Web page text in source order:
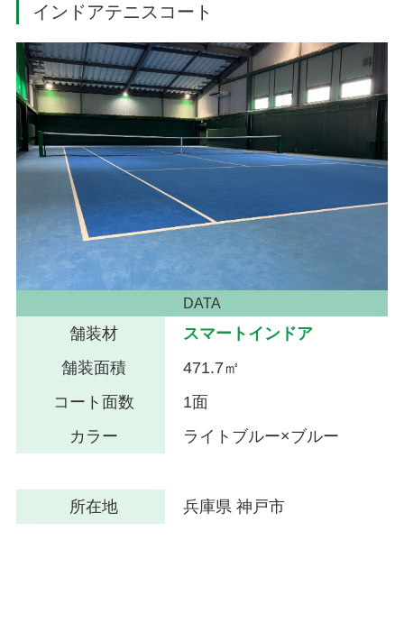
インドアテニスコート
DATA
舗装材
スマートインドア
舗装面積
471.7㎡
コート面数
1面
カラー
ライトブルー×ブルー
所在地 兵庫県 神戸市